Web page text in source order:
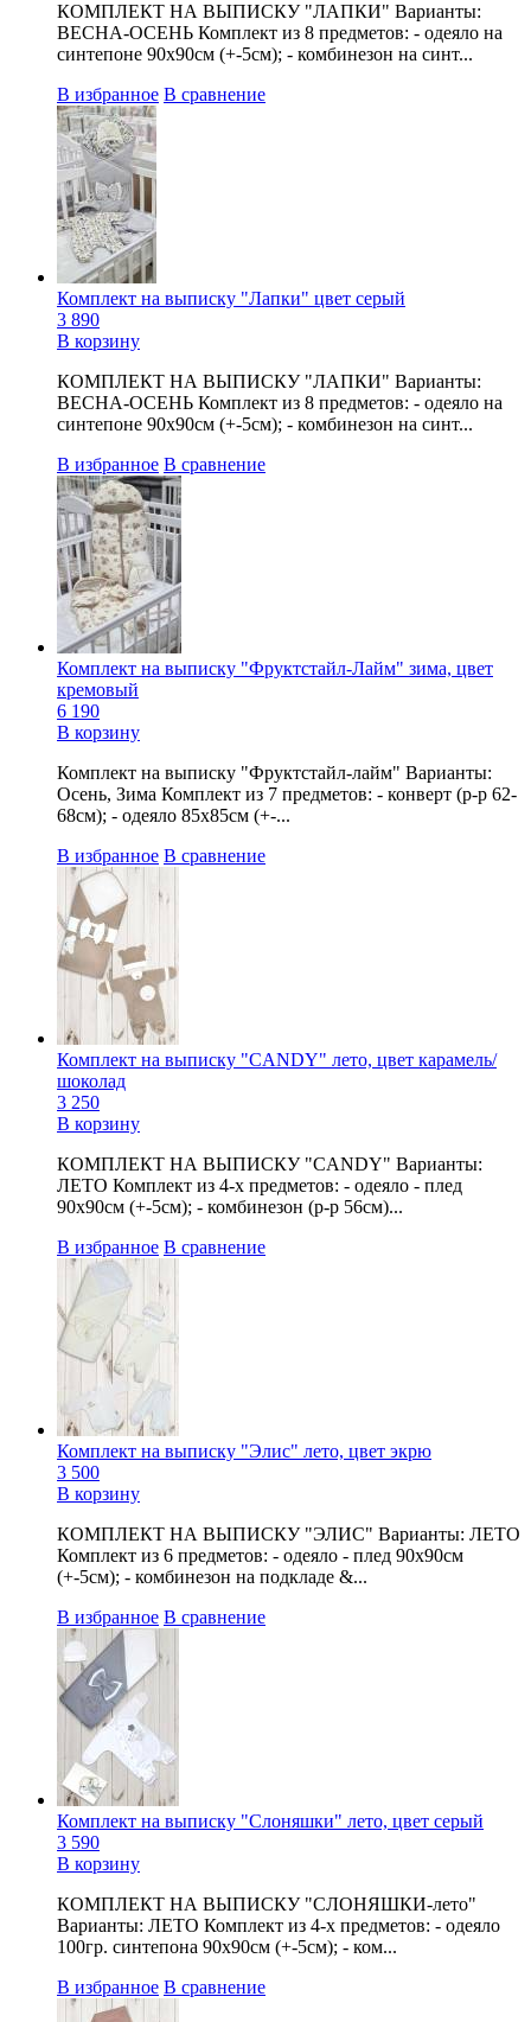
КОМПЛЕКТ НА ВЫПИСКУ "ЛАПКИ" Варианты:
ВЕСНА-ОСЕНЬ Комплект из 8 предметов: - одеяло на
синтепоне 90х90см (+-5см); - комбинезон на синт...
В избранное В сравнение
Комплект на выписку "Лапки" цвет серый
3 890
В корзину
КОМПЛЕКТ НА ВЫПИСКУ "ЛАПКИ" Варианты:
ВЕСНА-ОСЕНЬ Комплект из 8 предметов: - одеяло на
синтепоне 90х90см (+-5см); - комбинезон на синт...
В избранное В сравнение
Комплект на выписку "Фруктстайл-Лайм" зима, цвет
кремовый
6 190
В корзину
Комплект на выписку "Фруктстайл-лайм" Варианты:
Осень, Зима Комплект из 7 предметов: - конверт (р-р 62-
68см); - одеяло 85х85см (+-...
В избранное В сравнение
Комплект на выписку "CANDY" лето, цвет карамель/
шоколад
3 250
В корзину
КОМПЛЕКТ НА ВЫПИСКУ "CANDY" Варианты:
ЛЕТО Комплект из 4-х предметов: - одеяло - плед
90х90см (+-5см); - комбинезон (р-р 56см)...
В избранное В сравнение
Комплект на выписку "Элис" лето, цвет экрю
3 500
В корзину
КОМПЛЕКТ НА ВЫПИСКУ "ЭЛИС" Варианты: ЛЕТО
Комплект из 6 предметов: - одеяло - плед 90х90см
(+-5см); - комбинезон на подкладе &...
В избранное В сравнение
Комплект на выписку "Слоняшки" лето, цвет серый
3 590
В корзину
КОМПЛЕКТ НА ВЫПИСКУ "СЛОНЯШКИ-лето"
Варианты: ЛЕТО Комплект из 4-х предметов: - одеяло
100гр. синтепона 90х90см (+-5см); - ком...
В избранное В сравнение